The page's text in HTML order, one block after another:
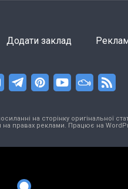
Додати заклад
на сторінку оригінальної
на правах реклами. Працює на